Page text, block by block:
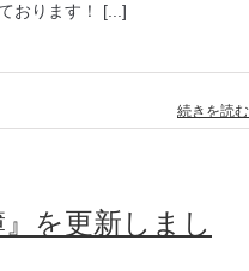
おります！ [...]
続きを読む
を更新しまし